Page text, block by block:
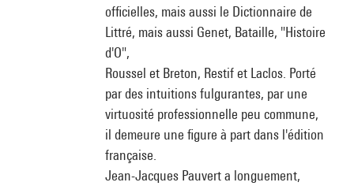
officielles, mais aussi le Dictionnaire de
Littré, mais aussi Genet, Bataille, "Histoire
d'O",
Roussel et Breton, Restif et Laclos. Porté
par des intuitions fulgurantes, par une
virtuosité professionnelle peu commune,
il demeure une figure à part dans l'édition
française.
Jean-Jacques Pauvert a longuement,